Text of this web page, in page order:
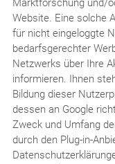
Website. Eine solche
für nicht eingeloggte
bedarfsgerechter
Netzwerks über Ihre
informieren. Ihnen
Bildung dieser
dessen an Google
Zweck und Umfang
durch den Plug-in-